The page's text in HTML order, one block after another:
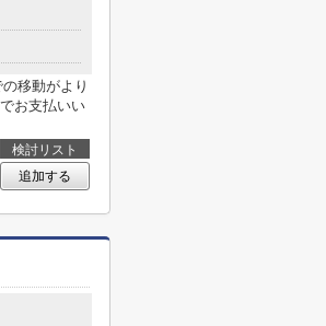
移動がより
お支払いい
検討リスト
追加する